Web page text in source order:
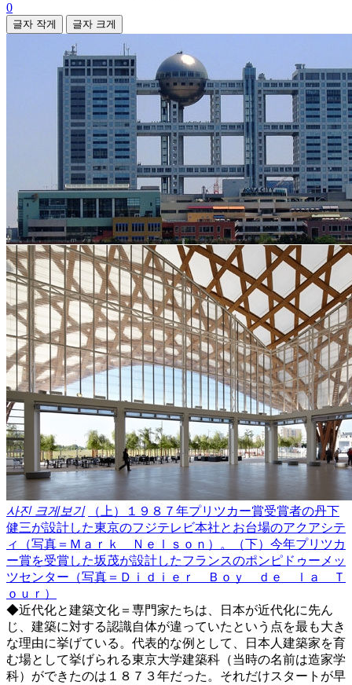
0
글자 작게 글자 크게
사진 크게보기
（上）１９８７年プリツカー賞受賞者の丹下
健三が設計した東京のフジテレビ本社とお台場のアクアシテ
ィ（写真＝Ｍａｒｋ Ｎｅｌｓｏｎ）。（下）今年プリツカ
ー賞を受賞した坂茂が設計したフランスのポンピドゥーメッ
ツセンター（写真＝Ｄｉｄｉｅｒ Ｂｏｙ ｄｅ ｌａ Ｔ
ｏｕｒ）
◆近代化と建築文化＝専門家たちは、日本が近代化に先ん
じ、建築に対する認識自体が違っていたという点を最も大き
な理由に挙げている。代表的な例として、日本人建築家を育
む場として挙げられる東京大学建築科（当時の名前は造家学
科）ができたのは１８７３年だった。それだけスタートが早